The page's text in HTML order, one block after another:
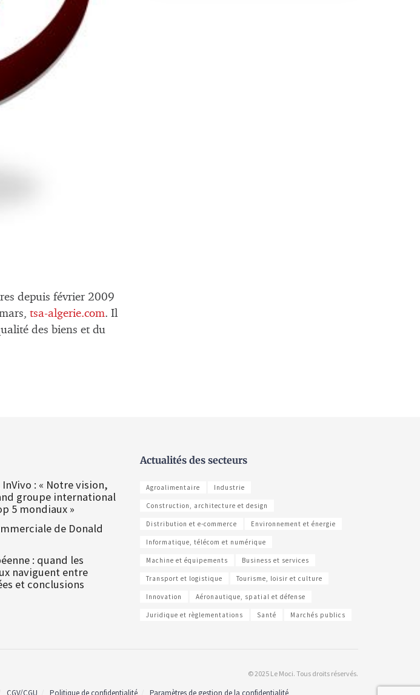
depuis février 2009
tsa-algerie.com. Il
des biens et du
: « Notre vision,
groupe international
5 mondiaux »
de Donald
: quand les
naviguent entre
et conclusions
Actualités des secteurs
Agroalimentaire Industrie
Construction, architecture et design
Distribution et e-commerce Environnement et énergie
Informatique, télécom et numérique
Machine et équipements Business et services
Transport et logistique Tourisme, loisir et culture
Innovation Aéronautique, spatial et défense
Juridique et règlementations Santé Marchés publics
© 2025 Le Moci. Tous droits réservés.